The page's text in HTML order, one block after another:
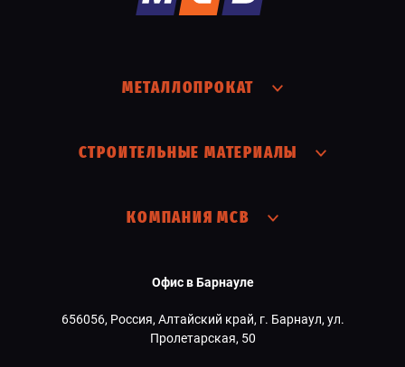
МЕТАЛЛОПРОКАТ
СТРОИТЕЛЬНЫЕ МАТЕРИАЛЫ
КОМПАНИЯ МСВ
Офис в Барнауле
656056, Россия, Алтайский край, г. Барнаул, ул.
Пролетарская, 50